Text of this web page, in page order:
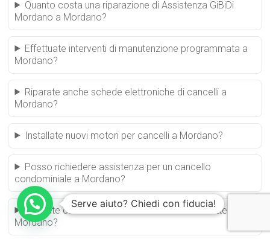
Quanto costa una riparazione di Assistenza GiBiDi
Mordano a Mordano?
Effettuate interventi di manutenzione programmata a
Mordano?
Riparate anche schede elettroniche di cancelli a
Mordano?
Installate nuovi motori per cancelli a Mordano?
Posso richiedere assistenza per un cancello
condominiale a Mordano?
Riparate cancelli automatici scorrevoli e a battente a
Mordano?
Serve aiuto? Chiedi con fiducia!